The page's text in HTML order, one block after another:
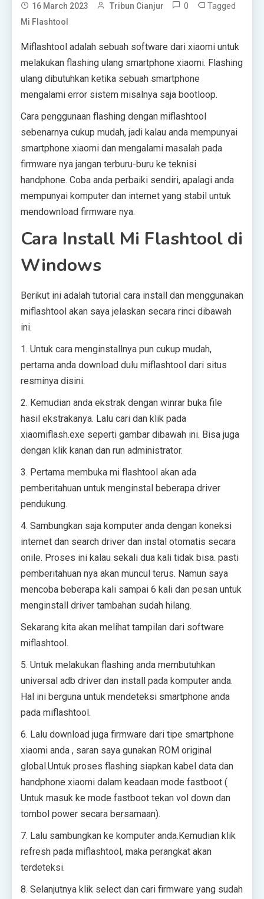
16 March 2023 Tribun Cianjur 0 Tagged
Mi Flashtool
Miflashtool adalah sebuah software dari xiaomi untuk
melakukan flashing ulang smartphone xiaomi. Flashing
ulang dibutuhkan ketika sebuah smartphone
mengalami error sistem misalnya saja bootloop.
Cara penggunaan flashing dengan miflashtool
sebenarnya cukup mudah, jadi kalau anda mempunyai
smartphone xiaomi dan mengalami masalah pada
firmware nya jangan terburu-buru ke teknisi
handphone. Coba anda perbaiki sendiri, apalagi anda
mempunyai komputer dan internet yang stabil untuk
mendownload firmware nya.
Cara Install Mi Flashtool di
Windows
Berikut ini adalah tutorial cara install dan menggunakan
miflashtool akan saya jelaskan secara rinci dibawah
ini.
1. Untuk cara menginstallnya pun cukup mudah,
pertama anda download dulu miflashtool dari situs
resminya disini.
2. Kemudian anda ekstrak dengan winrar buka file
hasil ekstrakanya. Lalu cari dan klik pada
xiaomiflash.exe seperti gambar dibawah ini. Bisa juga
dengan klik kanan dan run administrator.
3. Pertama membuka mi flashtool akan ada
pemberitahuan untuk menginstal beberapa driver
pendukung.
4. Sambungkan saja komputer anda dengan koneksi
internet dan search driver dan instal otomatis secara
onile. Proses ini kalau sekali dua kali tidak bisa. pasti
pemberitahuan nya akan muncul terus. Namun saya
mencoba beberapa kali sampai 6 kali dan pesan untuk
menginstall driver tambahan sudah hilang.
Sekarang kita akan melihat tampilan dari software
miflashtool.
5. Untuk melakukan flashing anda membutuhkan
universal adb driver dan install pada komputer anda.
Hal ini berguna untuk mendeteksi smartphone anda
pada miflashtool.
6. Lalu download juga firmware dari tipe smartphone
xiaomi anda , saran saya gunakan ROM original
global.Untuk proses flashing siapkan kabel data dan
handphone xiaomi dalam keadaan mode fastboot (
Untuk masuk ke mode fastboot tekan vol down dan
tombol power secara bersamaan).
7. Lalu sambungkan ke komputer anda.Kemudian klik
refresh pada miflashtool, maka perangkat akan
terdeteksi.
8. Selanjutnya klik select dan cari firmware yang sudah